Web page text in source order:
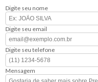
Digite seu nome
Digite seu email
Digite seu telefone
Mensagem